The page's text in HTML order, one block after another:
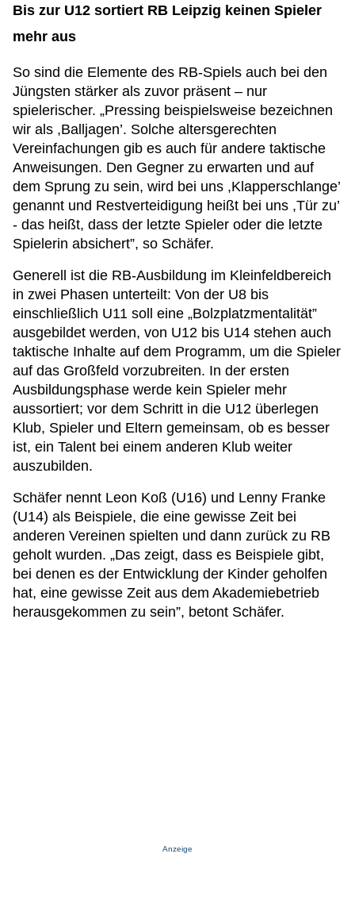
Bis zur U12 sortiert RB Leipzig keinen Spieler
mehr aus
So sind die Elemente des RB-Spiels auch bei den
Jüngsten stärker als zuvor präsent – nur
spielerischer. „Pressing beispielsweise bezeichnen
wir als ,Balljagen’. Solche altersgerechten
Vereinfachungen gib es auch für andere taktische
Anweisungen. Den Gegner zu erwarten und auf
dem Sprung zu sein, wird bei uns ,Klapperschlange’
genannt und Restverteidigung heißt bei uns ,Tür zu’
- das heißt, dass der letzte Spieler oder die letzte
Spielerin absichert”, so Schäfer.
Generell ist die RB-Ausbildung im Kleinfeldbereich
in zwei Phasen unterteilt: Von der U8 bis
einschließlich U11 soll eine „Bolzplatzmentalität”
ausgebildet werden, von U12 bis U14 stehen auch
taktische Inhalte auf dem Programm, um die Spieler
auf das Großfeld vorzubreiten. In der ersten
Ausbildungsphase werde kein Spieler mehr
aussortiert; vor dem Schritt in die U12 überlegen
Klub, Spieler und Eltern gemeinsam, ob es besser
ist, ein Talent bei einem anderen Klub weiter
auszubilden.
Schäfer nennt Leon Koß (U16) und Lenny Franke
(U14) als Beispiele, die eine gewisse Zeit bei
anderen Vereinen spielten und dann zurück zu RB
geholt wurden. „Das zeigt, dass es Beispiele gibt,
bei denen es der Entwicklung der Kinder geholfen
hat, eine gewisse Zeit aus dem Akademiebetrieb
herausgekommen zu sein”, betont Schäfer.
Anzeige